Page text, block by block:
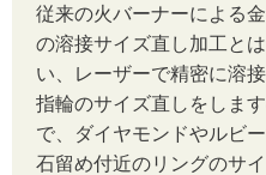
従来の火バーナーによる
の溶接サイズ直し加工と
い、レーザーで精密に溶接
指輪のサイズ直しをしま
で、ダイヤモンドやルビ
石留め付近のリングのサ